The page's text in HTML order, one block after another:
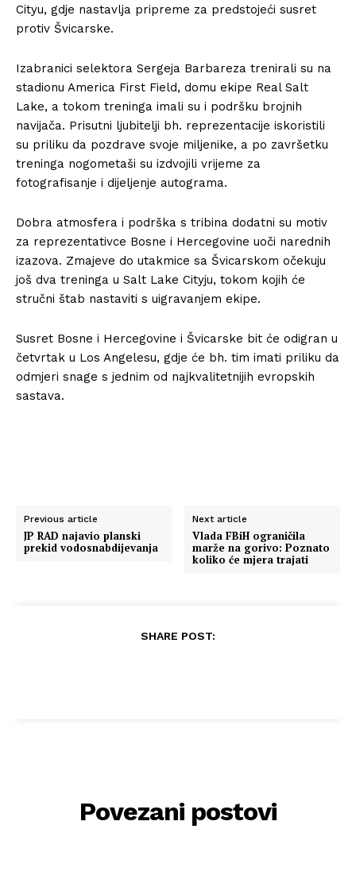
Cityu, gdje nastavlja pripreme za predstojeći susret
protiv Švicarske.
Izabranici selektora Sergeja Barbareza trenirali su na
stadionu America First Field, domu ekipe Real Salt
Lake, a tokom treninga imali su i podršku brojnih
navijača. Prisutni ljubitelji bh. reprezentacije iskoristili
su priliku da pozdrave svoje miljenike, a po završetku
treninga nogometaši su izdvojili vrijeme za
fotografisanje i dijeljenje autograma.
Dobra atmosfera i podrška s tribina dodatni su motiv
za reprezentativce Bosne i Hercegovine uoči narednih
izazova. Zmajeve do utakmice sa Švicarskom očekuju
još dva treninga u Salt Lake Cityju, tokom kojih će
stručni štab nastaviti s uigravanjem ekipe.
Susret Bosne i Hercegovine i Švicarske bit će odigran u
četvrtak u Los Angelesu, gdje će bh. tim imati priliku da
odmjeri snage s jednim od najkvalitetnijih evropskih
sastava.
Previous article
JP RAD najavio planski
prekid vodosnabdijevanja
Next article
Vlada FBiH ograničila
marže na gorivo: Poznato
koliko će mjera trajati
SHARE POST:
Povezani postovi